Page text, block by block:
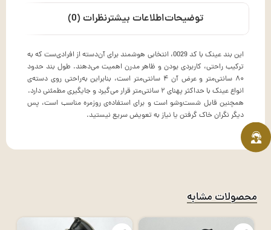
توضیحاتاطلاعات بیشترنظرات (0)
این بند عینک با کد 0029، انتخابی هوشمند برای آن‌دسته از افرادی‌ست که به
ترکیب راحتی، کاربردی بودن و ظاهر مدرن اهمیت می‌دهند. طول بند حدود
۸۰ سانتی‌متر و عرض آن ۴ سانتی‌متر است، بنابراین به‌راحتی روی دسته‌ی
انواع عینک با حداکثر پهنای ۲ سانتی‌متر قرار می‌گیرد و جایگیری مطمئنی دارد.
همچنین قابل شست‌وشو است و برای استفاده‌ی روزمره مناسب است، پس
دیگر نگران خاک گرفتن یا نیاز به تعویض سریع نیستید.
محصولات مشابه